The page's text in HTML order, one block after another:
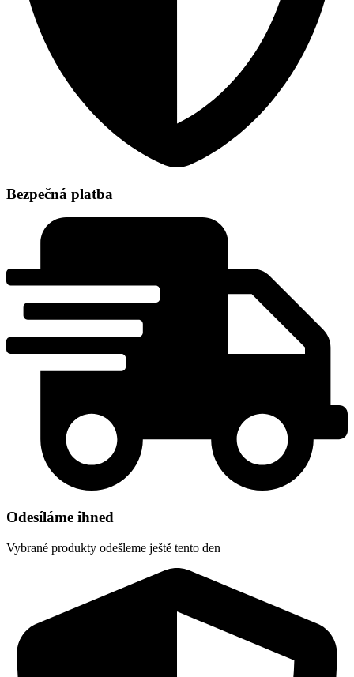
Bezpečná platba
Odesíláme ihned
Vybrané produkty odešleme ještě tento den